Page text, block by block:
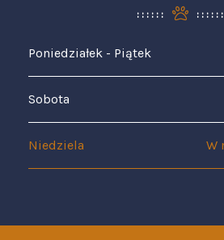
Poniedziałek - Piątek
Sobota
Niedziela W